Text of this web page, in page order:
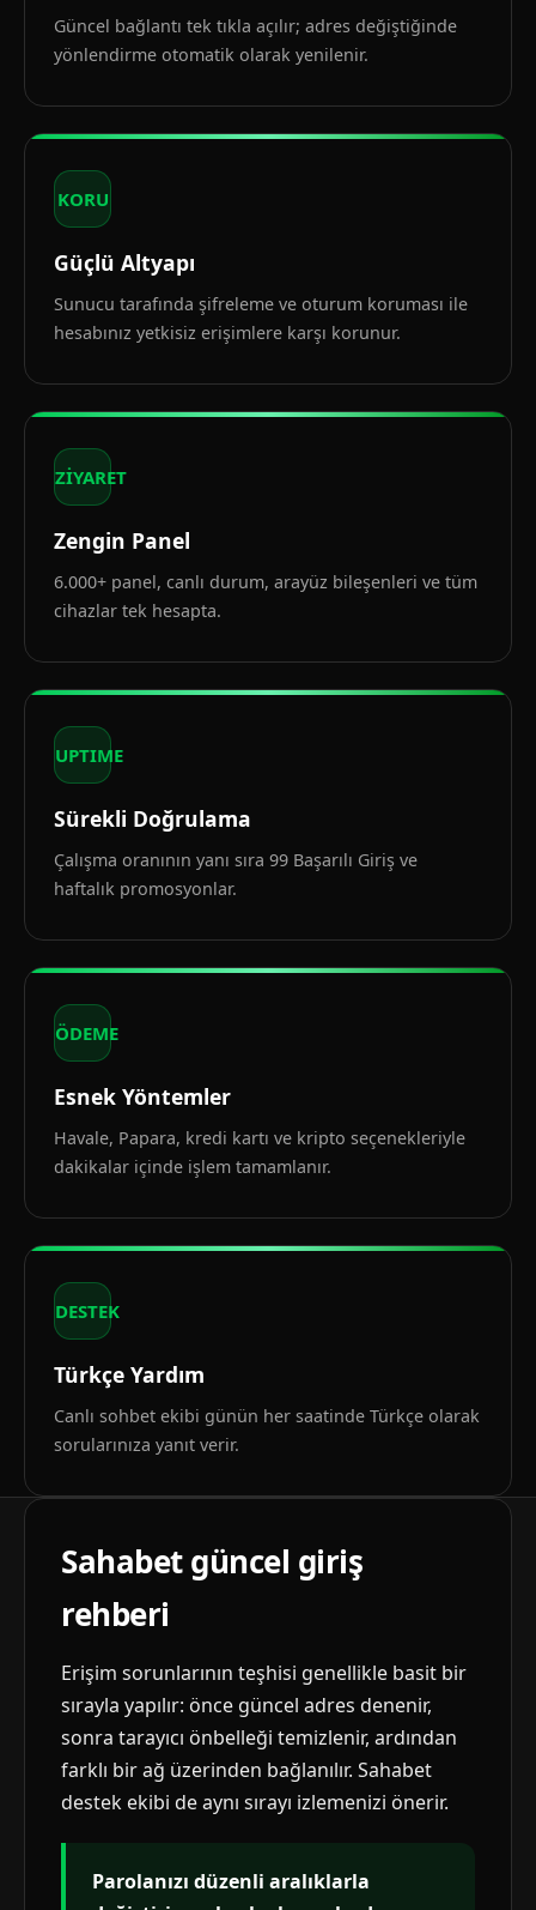
Güncel bağlantı tek tıkla açılır; adres değiştiğinde
yönlendirme otomatik olarak yenilenir.
KORU
Güçlü Altyapı
Sunucu tarafında şifreleme ve oturum koruması ile
hesabınız yetkisiz erişimlere karşı korunur.
ZİYARET
Zengin Panel
6.000+ panel, canlı durum, arayüz bileşenleri ve tüm
cihazlar tek hesapta.
UPTIME
Sürekli Doğrulama
Çalışma oranının yanı sıra 99 Başarılı Giriş ve
haftalık promosyonlar.
ÖDEME
Esnek Yöntemler
Havale, Papara, kredi kartı ve kripto seçenekleriyle
dakikalar içinde işlem tamamlanır.
DESTEK
Türkçe Yardım
Canlı sohbet ekibi günün her saatinde Türkçe olarak
sorularınıza yanıt verir.
Sahabet güncel giriş
rehberi
Erişim sorunlarının teşhisi genellikle basit bir
sırayla yapılır: önce güncel adres denenir,
sonra tarayıcı önbelleği temizlenir, ardından
farklı bir ağ üzerinden bağlanılır. Sahabet
destek ekibi de aynı sırayı izlemenizi önerir.
Parolanızı düzenli aralıklarla